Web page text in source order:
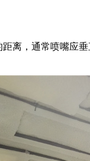
离，通常喷嘴应